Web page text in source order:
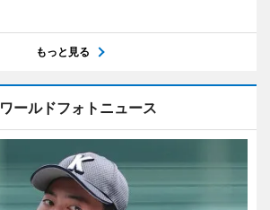
もっと見る
ワールドフォトニュース